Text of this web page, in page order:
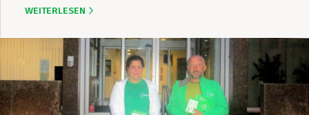
WEITERLESEN